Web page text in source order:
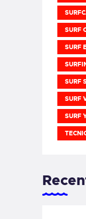
SURF
SURF
SURF
SURF
SURF